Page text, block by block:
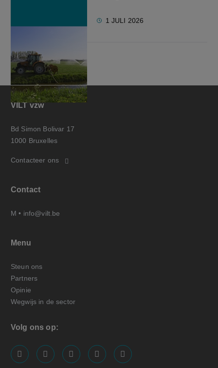
1 JULI 2026
VILT vzw
Bd Simon Bolivar 17
1000 Bruxelles
Contacteer ons
Contact
M • info@vilt.be
Menu
Steun ons
Partners
Opinie
Wegwijs in de sector
Volg ons op:
screenreader.visit us on our facebook page: https://
screenreader.visit us on our linkedin page:
screenreader.visit us on our
screenreader.visit us on our x
screenreader.visit us on